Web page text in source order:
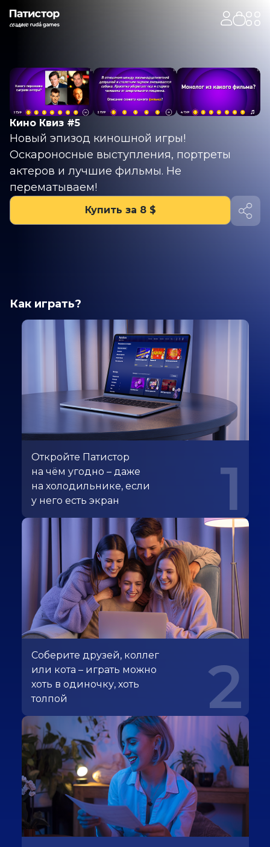
Кино Квиз #5
Новый эпизод киношной игры!
Оскароносные выступления, портреты
актеров и лучшие фильмы. Не
перематываем!
Купить за 8 $
Как играть?
Откройте Патистор
на чём угодно – даже
на холодильнике, если
у него есть экран
1
Соберите друзей, коллег
или кота – играть можно
хоть в одиночку, хоть
толпой
2